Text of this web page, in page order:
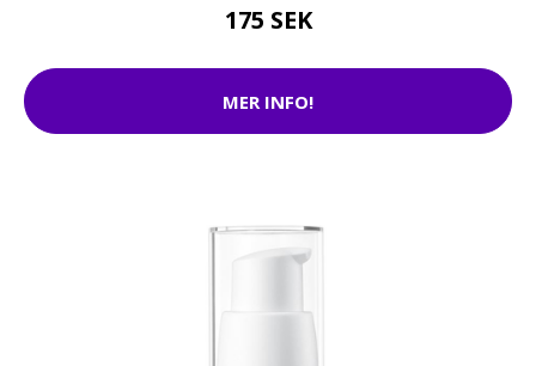
175 SEK
MER INFO!